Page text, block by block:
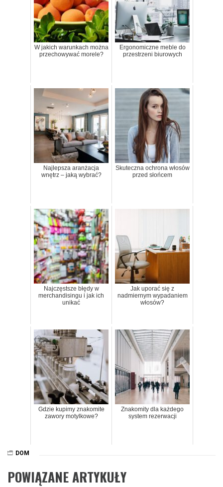
W jakich warunkach można
przechowywać morele?
Ergonomiczne meble do
przestrzeni biurowych
Najlepsza aranżacja
wnętrz – jaką wybrać?
Skuteczna ochrona włosów
przed słońcem
Najczęstsze błędy w
merchandisingu i jak ich
unikać
Jak uporać się z
nadmiernym wypadaniem
włosów?
Gdzie kupimy znakomite
zawory motylkowe?
Znakomity dla każdego
system rezerwacji
DOM
POWIĄZANE ARTYKUŁY